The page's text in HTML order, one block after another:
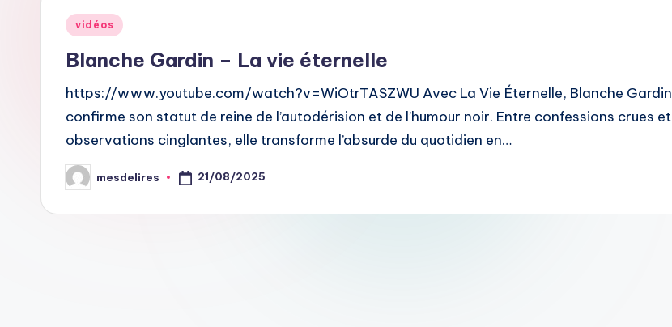
français
Posted
vidéos
Blanche Gardin – La vie éternelle
https://www.youtube.com/watch?v=WiOtrTASZWU Avec La Vie Éternelle, Blanche Gardin
confirme son statut de reine de l’autodérision et de l’humour noir. Entre confessions crues et
observations cinglantes, elle transforme l’absurde du quotidien en…
Posted
by
mesdelires 21/08/2025